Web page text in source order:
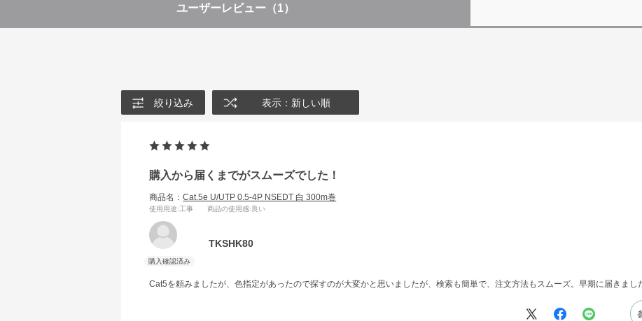
ユーザーレビュー （1）
絞り込み 表示：新しい順
購入から届くまでがスムーズでした！
商品名：Cat.5e U/UTP 0.5-4P NSEDT 白 300m巻
使用用途:工事 商品の使用感:良い
TKSHK80
Cat5を頼みましたが、色指定があったので探すのが大変かと思いましたが、検索も簡単で、注文方法もスムーズ。早期に届きまし